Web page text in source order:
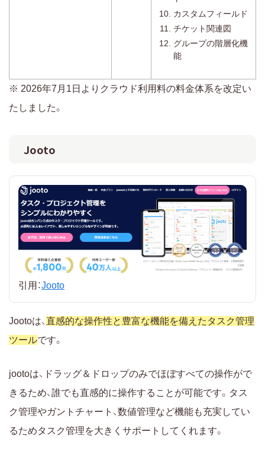
カスタムフィールド
チケット関連図
グループの階層化機
能
※ 2026年7月1日よりクラウド利用料の料金体系を改定い
たしました。
Jooto
引用：Jooto
Jootoは、 直感的な操作性と豊富な機能を備えたタスク管理
ツールです。
jootoは、ドラッグ＆ドロップのみでほぼすべての操作がで
きるため、誰でも直感的に操作することが可能です。タス
ク管理やガントチャート、数値管理など機能も充実してい
るためタスク管理を大きくサポートしてくれます。